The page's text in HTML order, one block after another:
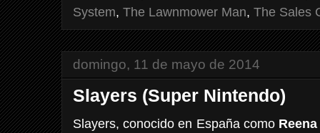
System, The Lawnmower Man, The Sales
domingo, 11 de mayo de 2014
Slayers (Super Nintendo)
Slayers, conocido en España como